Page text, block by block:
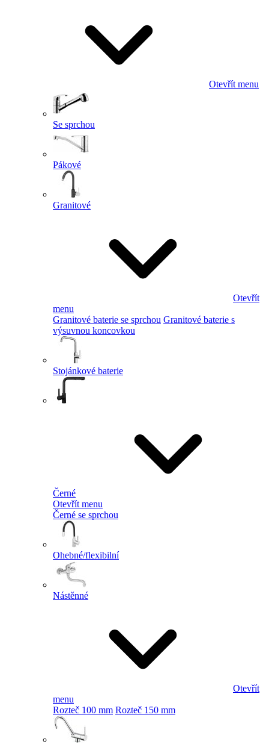
Otevřít menu
Se sprchou
Pákové
Granitové
Otevřít
menu
Granitové baterie se sprchou Granitové baterie s
výsuvnou koncovkou
Stojánkové baterie
Černé
Otevřít menu
Černé se sprchou
Ohebné/flexibilní
Nástěnné
Otevřít
menu
Rozteč 100 mm Rozteč 150 mm